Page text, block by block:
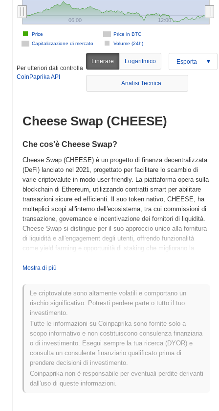
Price in BTC
Capitalizzazione di mercato
Volume (24h)
Price
06:00 12:00
Per ulteriori dati controlla
CoinPaprika API
Linerare Logaritmico Esporta
Analisi Tecnica
Cheese Swap (CHEESE)
Che cos'è Cheese Swap?
Cheese Swap (CHEESE) è un progetto di finanza decentralizzata
(DeFi) lanciato nel 2021, progettato per facilitare lo scambio di
varie criptovalute in modo user-friendly. La piattaforma opera sulla
blockchain di Ethereum, utilizzando contratti smart per abilitare
transazioni sicure ed efficienti. Il suo token nativo, CHEESE, ha
molteplici scopi all'interno dell'ecosistema, tra cui commissioni di
transazione, governance e incentivazione dei fornitori di liquidità.
Cheese Swap si distingue per il suo approccio unico alla fornitura
di liquidità e all'engagement degli utenti, offrendo funzionalità
come yield farming e opportunità di staking che migliorano la
l'esperienza di trading fornendo strumenti robusti per
governance guidata dalla comunità e su soluzioni DeFi innovative,
Cheese Swap si posiziona come un attore significativo nel
panorama in evoluzione della finanza decentralizzata.
Quando e come è iniziato Cheese Swap?
Cheese Swap è nato nell'aprile 2021 quando il team fondatore ha
rilasciato il proprio whitepaper, delineando la visione e il
framework tecnico del progetto. Il progetto ha lanciato il suo
testnet a giugno 2021, consentendo a sviluppatori e primi
adottanti di sperimentare le funzionalità e le caratteristiche della
piattaforma. Dopo test di successo, Cheese Swap è passato al
Mostra di più
Le criptovalute sono altamente volatili e comportano un
rischio significativo. Potresti perdere parte o tutto il tuo
investimento.
Tutte le informazioni su Coinpaprika sono fornite solo a
scopo informativo e non costituiscono consulenza finanziaria
o di investimento. Esegui sempre la tua ricerca (DYOR) e
consulta un consulente finanziario qualificato prima di
prendere decisioni di investimento.
Coinpaprika non è responsabile per eventuali perdite derivanti
dall'uso di queste informazioni.